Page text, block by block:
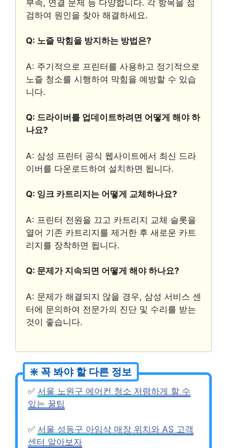
부족, 연결 문제 등 다양합니다. 각 항목을 점
검하여 원인을 찾아 해결하세요.
Q: 노즐 막힘을 방지하는 방법은?
A: 주기적으로 프린터를 사용하고 정기적으로
노즐 청소를 시행하여 막힘을 예방할 수 있습
니다.
Q: 드라이버를 업데이트하려면 어떻게 해야 하
나요?
A: 삼성 프린터 공식 웹사이트에서 최신 드라
이버를 다운로드하여 설치하면 됩니다.
Q: 잉크 카트리지는 어떻게 교체하나요?
A: 프린터 전원을 끄고 카트리지 교체 슬롯을
열어 기존 카트리지를 제거한 후 새로운 카트
리지를 장착하면 됩니다.
Q: 문제가 지속되면 어떻게 해야 하나요?
A: 문제가 해결되지 않을 경우, 삼성 서비스 센
터에 문의하여 전문가의 진단 및 수리를 받는
것이 좋습니다.
✅ 서울 노원구 에어컨 청소 저렴하게 할 수
있는 꿀팁
✅ 서울 성동구 아임삭 매장 위치와 AS 고객
센터 알아보자